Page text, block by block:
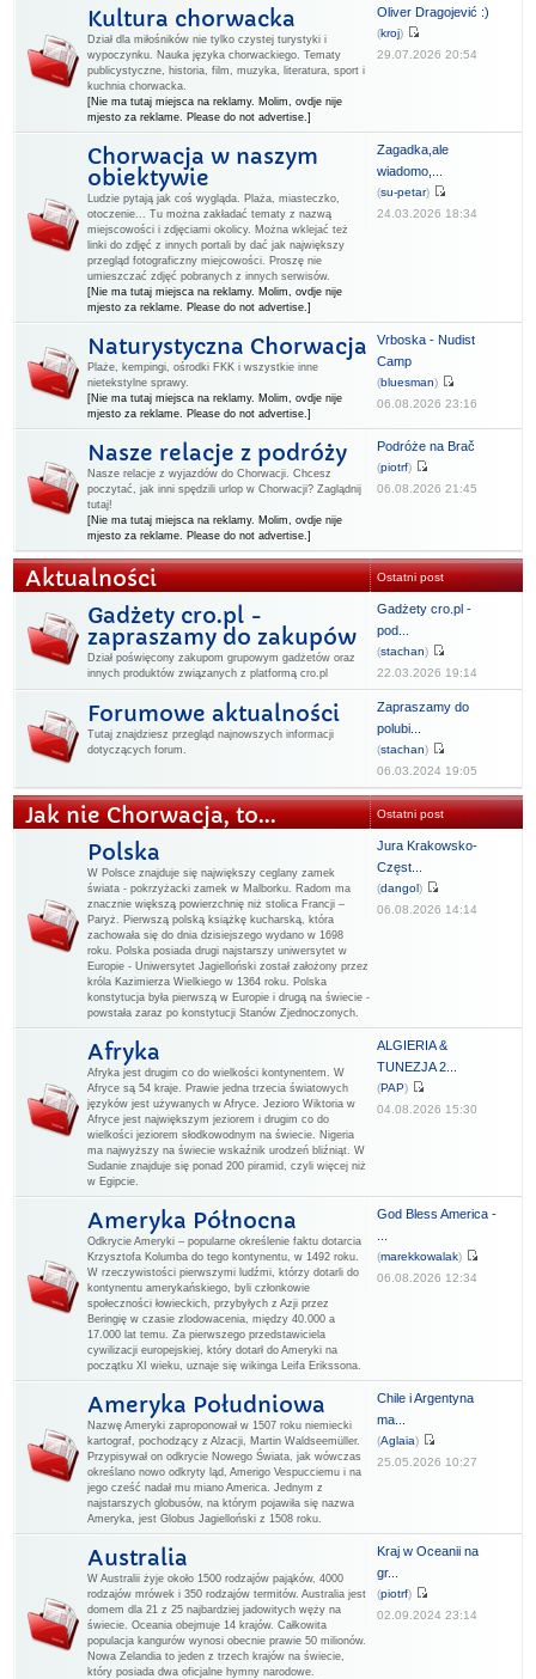
Kultura chorwacka
Dział dla miłośników nie tylko czystej turystyki i
wypoczynku. Nauka języka chorwackiego. Tematy
publicystyczne, historia, film, muzyka, literatura, sport i
kuchnia chorwacka.
[Nie ma tutaj miejsca na reklamy. Molim, ovdje nije
mjesto za reklame. Please do not advertise.]
Oliver Dragojević :)
(kroj)
29.07.2026 20:54
Chorwacja w naszym
obiektywie
Ludzie pytają jak coś wygląda. Plaża, miasteczko,
otoczenie... Tu można zakładać tematy z nazwą
miejscowości i zdjęciami okolicy. Można wklejać też
linki do zdjęć z innych portali by dać jak największy
przegląd fotograficzny miejcowości. Proszę nie
umieszczać zdjęć pobranych z innych serwisów.
[Nie ma tutaj miejsca na reklamy. Molim, ovdje nije
mjesto za reklame. Please do not advertise.]
Zagadka,ale
wiadomo,...
(su-petar)
24.03.2026 18:34
Naturystyczna Chorwacja
Plaże, kempingi, ośrodki FKK i wszystkie inne
nietekstylne sprawy.
[Nie ma tutaj miejsca na reklamy. Molim, ovdje nije
mjesto za reklame. Please do not advertise.]
Vrboska - Nudist
Camp
(bluesman)
06.08.2026 23:16
Nasze relacje z podróży
Nasze relacje z wyjazdów do Chorwacji. Chcesz
poczytać, jak inni spędzili urlop w Chorwacji? Zaglądnij
tutaj!
[Nie ma tutaj miejsca na reklamy. Molim, ovdje nije
mjesto za reklame. Please do not advertise.]
Podróże na Brač
(piotrf)
06.08.2026 21:45
Aktualności Ostatni post
Gadżety cro.pl -
zapraszamy do zakupów
Dział poświęcony zakupom grupowym gadżetów oraz
innych produktów związanych z platformą cro.pl
Gadżety cro.pl -
pod...
(stachan)
22.03.2026 19:14
Forumowe aktualności
Tutaj znajdziesz przegląd najnowszych informacji
dotyczących forum.
Zapraszamy do
polubi...
(stachan)
06.03.2024 19:05
Jak nie Chorwacja, to... Ostatni post
Polska
W Polsce znajduje się największy ceglany zamek
świata - pokrzyżacki zamek w Malborku. Radom ma
znacznie większą powierzchnię niż stolica Francji –
Paryż. Pierwszą polską książkę kucharską, która
zachowała się do dnia dzisiejszego wydano w 1698
roku. Polska posiada drugi najstarszy uniwersytet w
Europie - Uniwersytet Jagielloński został założony przez
króla Kazimierza Wielkiego w 1364 roku. Polska
konstytucja była pierwszą w Europie i drugą na świecie -
powstała zaraz po konstytucji Stanów Zjednoczonych.
Jura Krakowsko-
Częst...
(dangol)
06.08.2026 14:14
Afryka
Afryka jest drugim co do wielkości kontynentem. W
Afryce są 54 kraje. Prawie jedna trzecia światowych
języków jest używanych w Afryce. Jezioro Wiktoria w
Afryce jest największym jeziorem i drugim co do
wielkości jeziorem słodkowodnym na świecie. Nigeria
ma najwyższy na świecie wskaźnik urodzeń bliźniąt. W
Sudanie znajduje się ponad 200 piramid, czyli więcej niż
w Egipcie.
ALGIERIA &
TUNEZJA 2...
(PAP)
04.08.2026 15:30
Ameryka Północna
Odkrycie Ameryki – popularne określenie faktu dotarcia
Krzysztofa Kolumba do tego kontynentu, w 1492 roku.
W rzeczywistości pierwszymi ludźmi, którzy dotarli do
kontynentu amerykańskiego, byli członkowie
społeczności łowieckich, przybyłych z Azji przez
Beringię w czasie zlodowacenia, między 40.000 a
17.000 lat temu. Za pierwszego przedstawiciela
cywilizacji europejskiej, który dotarł do Ameryki na
początku XI wieku, uznaje się wikinga Leifa Erikssona.
God Bless America -
(marekkowalak)
06.08.2026 12:34
Ameryka Południowa
Nazwę Ameryki zaproponował w 1507 roku niemiecki
kartograf, pochodzący z Alzacji, Martin Waldseemüller.
Przypisywał on odkrycie Nowego Świata, jak wówczas
określano nowo odkryty ląd, Amerigo Vespucciemu i na
jego cześć nadał mu miano America. Jednym z
najstarszych globusów, na którym pojawiła się nazwa
Ameryka, jest Globus Jagielloński z 1508 roku.
Chile i Argentyna
ma...
(Aglaia)
25.05.2026 10:27
Australia
W Australii żyje około 1500 rodzajów pająków, 4000
rodzajów mrówek i 350 rodzajów termitów. Australia jest
domem dla 21 z 25 najbardziej jadowitych węży na
świecie. Oceania obejmuje 14 krajów. Całkowita
populacja kangurów wynosi obecnie prawie 50 milionów.
Nowa Zelandia to jeden z trzech krajów na świecie,
który posiada dwa oficjalne hymny narodowe.
Kraj w Oceanii na
gr...
(piotrf)
02.09.2024 23:14